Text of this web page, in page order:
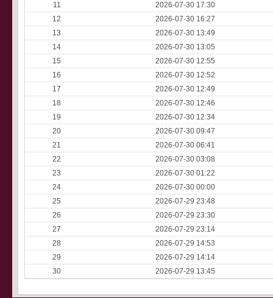
11
2026-07-30 17:30
12
2026-07-30 16:27
13
2026-07-30 13:49
14
2026-07-30 13:05
15
2026-07-30 12:55
16
2026-07-30 12:52
17
2026-07-30 12:49
18
2026-07-30 12:46
19
2026-07-30 12:34
20
2026-07-30 09:47
21
2026-07-30 06:41
22
2026-07-30 03:08
23
2026-07-30 01:22
24
2026-07-30 00:00
25
2026-07-29 23:48
26
2026-07-29 23:30
27
2026-07-29 23:14
28
2026-07-29 14:53
29
2026-07-29 14:14
30
2026-07-29 13:45